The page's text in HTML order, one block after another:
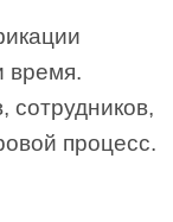
время.
сотрудников,
процесс.